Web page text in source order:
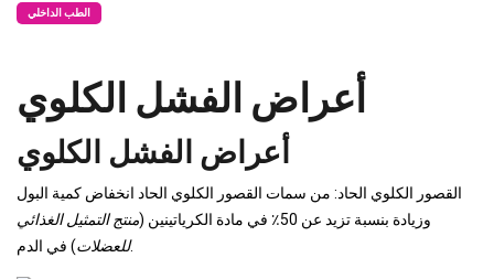
الطب الداخلي
أعراض الفشل الكلوي
أعراض الفشل الكلوي
القصور الكلوي الحاد: من سمات القصور الكلوي الحاد انخفاض كمية البول
وزيادة بنسبة تزيد عن 50٪ في مادة الكرياتينين (
منتج التمثيل الغذائي
للعضلات) في الدم.